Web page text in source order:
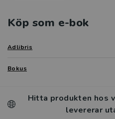
Köp som e-bok
Adlibris
Bokus
Hitta produkten hos
levererar